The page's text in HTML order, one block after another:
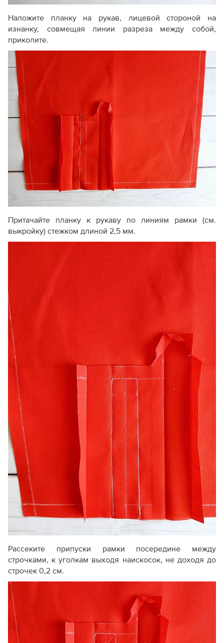
Наложите планку на рукав, лицевой стороной на
изнанку, совмещая линии разреза между собой,
приколите.
Притачайте планку к рукаву по линиям рамки (см.
выкройку) стежком длиной 2,5 мм.
Рассеките припуски рамки посередине между
строчками, к уголкам выходя наискосок, не доходя до
строчек 0,2 см.